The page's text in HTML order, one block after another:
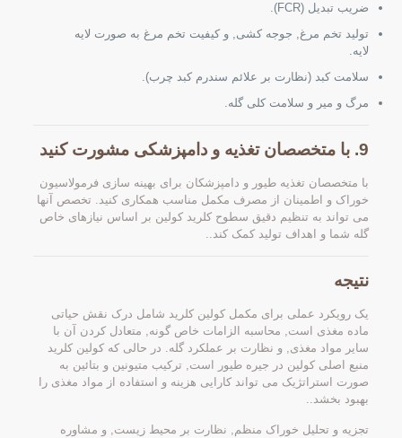
ضریب تبدیل (FCR).
تولید تخم مرغ, جوجه کشی, و کیفیت تخم مرغ به صورت لایه
لایه.
سلامت کبد (نظارت بر علائم سندرم کبد چرب).
مرگ و میر و سلامت کلی گله.
9. با متخصصان تغذیه و دامپزشکی مشورت کنید
با متخصصان تغذیه طیور و دامپزشکان برای بهینه سازی فرمولاسیون
خوراک و اطمینان از مصرف مکمل مناسب همکاری کنید. تخصص آنها
می تواند به تنظیم دقیق سطوح کلرید کولین بر اساس نیازهای خاص
گله شما و اهداف تولید کمک کند..
نتیجه
یک رویکرد عملی برای مکمل کولین کلرید شامل درک نقش حیاتی
ماده مغذی است, محاسبه الزامات خاص گونه, متعادل کردن آن با
سایر مواد مغذی, و نظارت بر عملکرد گله. در حالی که کولین کلرید
منبع اصلی کولین در جیره طیور است, ترکیب متیونین و بتائین به
صورت استراتژیک می تواند کارایی هزینه و استفاده از مواد مغذی را
بهبود بخشد..
تجزیه و تحلیل خوراک منظم, نظارت بر محیط زیست, و مشاوره